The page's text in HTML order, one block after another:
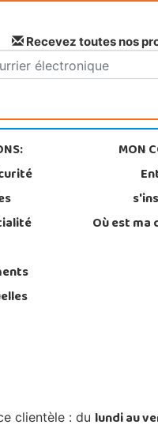
Recevez toutes nos
MON
Où est ma
clientèle : du lundi au